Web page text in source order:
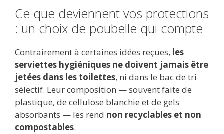
Ce que deviennent vos protections
: un choix de poubelle qui compte
Contrairement à certaines idées reçues, les
serviettes hygiéniques ne doivent jamais être
jetées dans les toilettes, ni dans le bac de tri
sélectif. Leur composition — souvent faite de
plastique, de cellulose blanchie et de gels
absorbants — les rend non recyclables et non
compostables.